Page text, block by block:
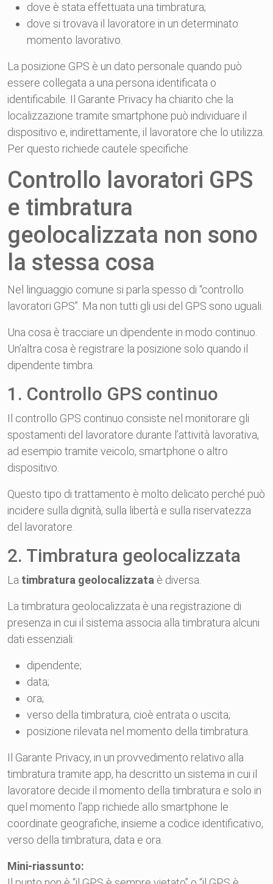
dove è stata effettuata una timbratura;
dove si trovava il lavoratore in un determinato
momento lavorativo.
La posizione GPS è un dato personale quando può
essere collegata a una persona identificata o
identificabile. Il Garante Privacy ha chiarito che la
localizzazione tramite smartphone può individuare il
dispositivo e, indirettamente, il lavoratore che lo utilizza.
Per questo richiede cautele specifiche.
Controllo lavoratori GPS
e timbratura
geolocalizzata non sono
la stessa cosa
Nel linguaggio comune si parla spesso di “controllo
lavoratori GPS”. Ma non tutti gli usi del GPS sono uguali.
Una cosa è tracciare un dipendente in modo continuo.
Un’altra cosa è registrare la posizione solo quando il
dipendente timbra.
1. Controllo GPS continuo
Il controllo GPS continuo consiste nel monitorare gli
spostamenti del lavoratore durante l’attività lavorativa,
ad esempio tramite veicolo, smartphone o altro
dispositivo.
Questo tipo di trattamento è molto delicato perché può
incidere sulla dignità, sulla libertà e sulla riservatezza
del lavoratore.
2. Timbratura geolocalizzata
La timbratura geolocalizzata è diversa.
La timbratura geolocalizzata è una registrazione di
presenza in cui il sistema associa alla timbratura alcuni
dati essenziali:
dipendente;
data;
ora;
verso della timbratura, cioè entrata o uscita;
posizione rilevata nel momento della timbratura.
Il Garante Privacy, in un provvedimento relativo alla
timbratura tramite app, ha descritto un sistema in cui il
lavoratore decide il momento della timbratura e solo in
quel momento l’app richiede allo smartphone le
coordinate geografiche, insieme a codice identificativo,
verso della timbratura, data e ora.
Mini-riassunto: